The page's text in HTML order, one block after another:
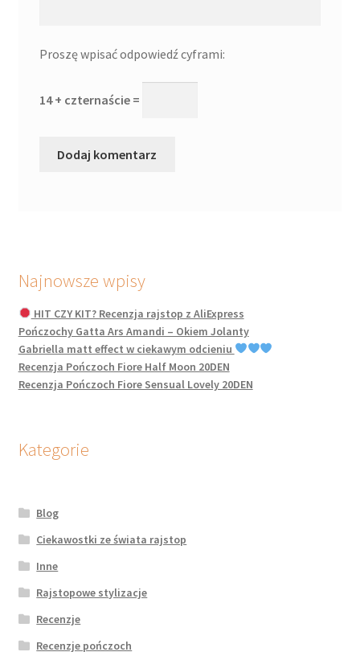
Proszę wpisać odpowiedź cyframi:
14 + czternaście =
Najnowsze wpisy
HIT CZY KIT? Recenzja rajstop z AliExpress
Pończochy Gatta Ars Amandi – Okiem Jolanty
Gabriella matt effect w ciekawym odcieniu
Recenzja Pończoch Fiore Half Moon 20DEN
Recenzja Pończoch Fiore Sensual Lovely 20DEN
Kategorie
Blog
Ciekawostki ze świata rajstop
Inne
Rajstopowe stylizacje
Recenzje
Recenzje pończoch